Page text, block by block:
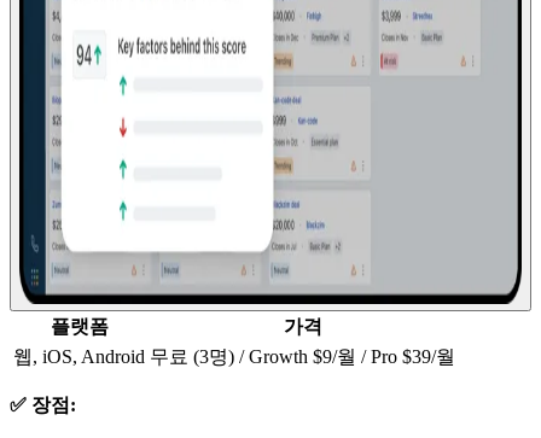
플랫폼
가격
웹, iOS, Android 무료 (3명) / Growth $9/월 / Pro $39/월
✅ 장점: